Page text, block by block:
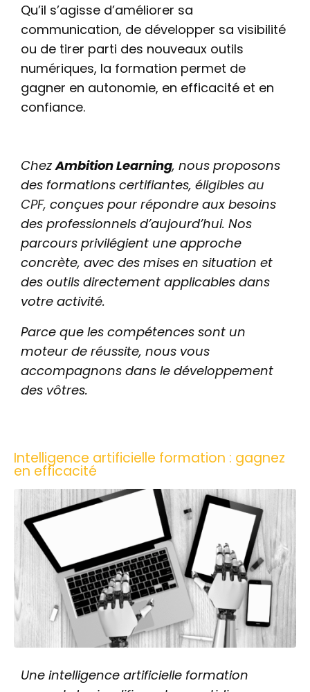
Qu’il s’agisse d’améliorer sa
communication, de développer sa visibilité
ou de tirer parti des nouveaux outils
numériques, la formation permet de
gagner en autonomie, en efficacité et en
confiance.
ChezAmbition Learning, nous proposons
des formations certifiantes, éligibles au
CPF, conçues pour répondre aux besoins
des professionnels d’aujourd’hui. Nos
parcours privilégient une approche
concrète, avec des mises en situation et
des outils directement applicables dans
votre activité.
Parce que les compétences sont un
moteur de réussite, nous vous
accompagnons dans le développement
des vôtres.
Intelligence artificielle formation : gagnez
en efficacité
Une intelligence artificielle formation